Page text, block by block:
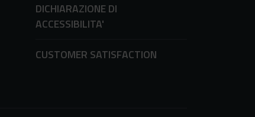
DICHIARAZIONE DI
ACCESSIBILITA'
CUSTOMER SATISFACTION